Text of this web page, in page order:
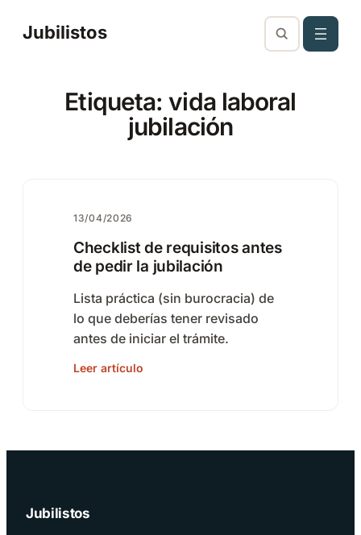
Jubilistos
Etiqueta:vida laboral
jubilación
13/04/2026
Checklist de requisitos antes
de pedir la jubilación
Lista práctica (sin burocracia) de
lo que deberías tener revisado
antes de iniciar el trámite.
Leer artículo
Jubilistos